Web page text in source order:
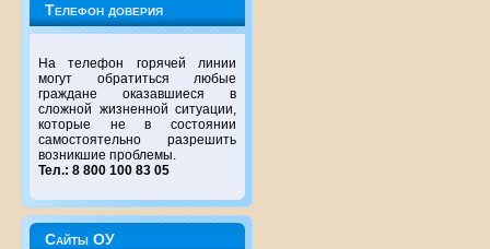
Телефон доверия
На телефон горячей линии
могут обратиться любые
граждане оказавшиеся в
сложной жизненной ситуации,
которые не в состоянии
самостоятельно разрешить
возникшие проблемы.
Тел.: 8 800 100 83 05
Сайты ОУ